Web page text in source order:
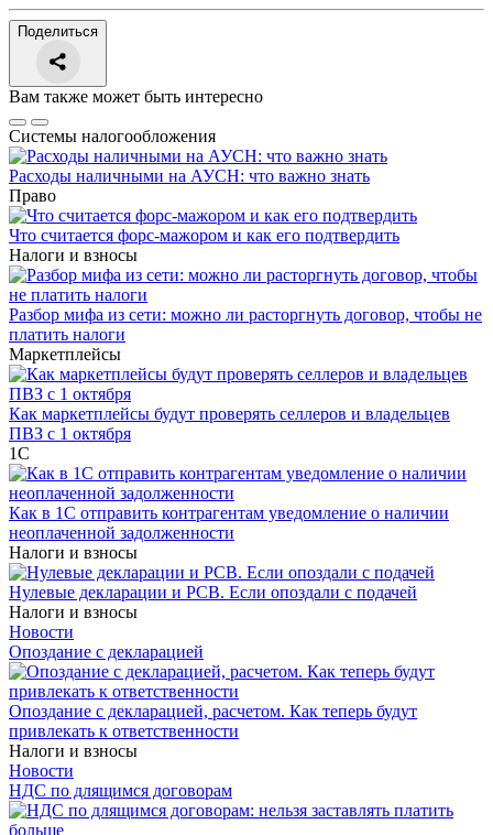
Поделиться
Вам также может быть интересно
Системы налогообложения
Расходы наличными на АУСН: что важно знать
Право
Что считается форс-мажором и как его подтвердить
Налоги и взносы
Разбор мифа из сети: можно ли расторгнуть договор, чтобы не
платить налоги
Маркетплейсы
Как маркетплейсы будут проверять селлеров и владельцев
ПВЗ с 1 октября
1С
Как в 1С отправить контрагентам уведомление о наличии
неоплаченной задолженности
Налоги и взносы
Нулевые декларации и РСВ. Если опоздали с подачей
Налоги и взносы
Новости
Опоздание с декларацией
Опоздание с декларацией, расчетом. Как теперь будут
привлекать к ответственности
Налоги и взносы
Новости
НДС по длящимся договорам